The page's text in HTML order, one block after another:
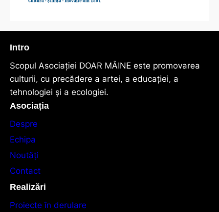
Intro
Scopul Asociaţiei DOAR MÂINE este promovarea
culturii, cu precădere a artei, a educației, a
tehnologiei și a ecologiei.
Asociația
Despre
Echipa
Noutăți
Contact
Realizări
Proiecte în derulare